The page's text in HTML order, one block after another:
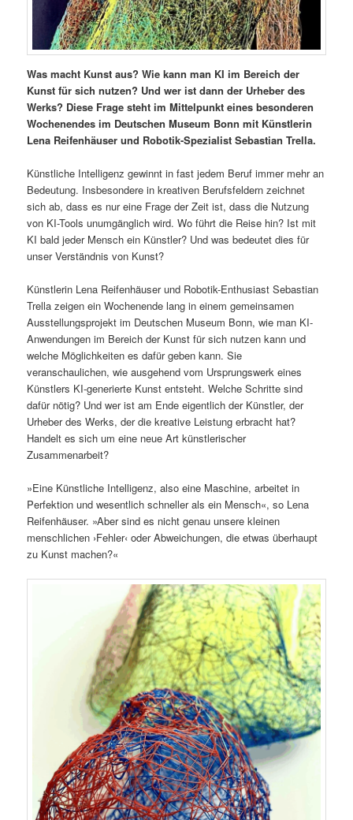
Was macht Kunst aus? Wie kann man KI im Bereich der
Kunst für sich nutzen? Und wer ist dann der Urheber des
Werks? Diese Frage steht im Mittelpunkt eines besonderen
Wochenendes im Deutschen Museum Bonn mit Künstlerin
Lena Reifenhäuser und Robotik-Spezialist Sebastian Trella.
Künstliche Intelligenz gewinnt in fast jedem Beruf immer mehr an
Bedeutung. Insbesondere in kreativen Berufsfeldern zeichnet
sich ab, dass es nur eine Frage der Zeit ist, dass die Nutzung
von KI-Tools unumgänglich wird. Wo führt die Reise hin? Ist mit
KI bald jeder Mensch ein Künstler? Und was bedeutet dies für
unser Verständnis von Kunst?
Künstlerin Lena Reifenhäuser und Robotik-Enthusiast Sebastian
Trella zeigen ein Wochenende lang in einem gemeinsamen
Ausstellungsprojekt im Deutschen Museum Bonn, wie man KI-
Anwendungen im Bereich der Kunst für sich nutzen kann und
welche Möglichkeiten es dafür geben kann. Sie
veranschaulichen, wie ausgehend vom Ursprungswerk eines
Künstlers KI-generierte Kunst entsteht. Welche Schritte sind
dafür nötig? Und wer ist am Ende eigentlich der Künstler, der
Urheber des Werks, der die kreative Leistung erbracht hat?
Handelt es sich um eine neue Art künstlerischer
Zusammenarbeit?
»Eine Künstliche Intelligenz, also eine Maschine, arbeitet in
Perfektion und wesentlich schneller als ein Mensch«, so Lena
Reifenhäuser. »Aber sind es nicht genau unsere kleinen
menschlichen ›Fehler‹ oder Abweichungen, die etwas überhaupt
zu Kunst machen?«